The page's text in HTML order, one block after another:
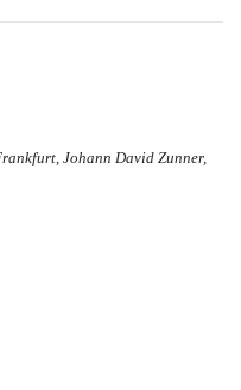
Johann David Zunner,